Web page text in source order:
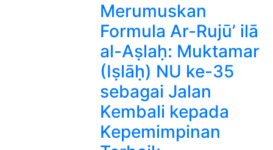
Merumuskan
Formula Ar-Rujū’ ilā
al-Aṣlaḥ: Muktamar
(Iṣlāḥ) NU ke-35
sebagai Jalan
Kembali kepada
Kepemimpinan